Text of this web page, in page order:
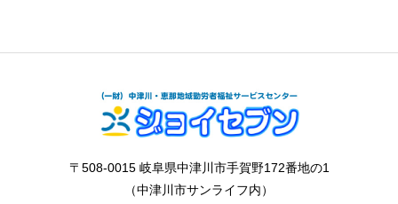
〒508-0015 岐阜県中津川市手賀野172番地の1
（中津川市サンライフ内）